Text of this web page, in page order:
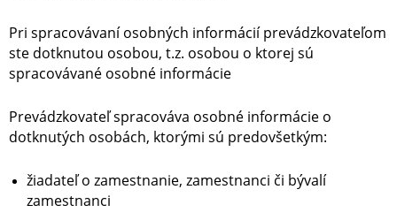
Pri spracovávaní osobných informácií prevádzkovateľom
ste dotknutou osobou, t.z. osobou o ktorej sú
spracovávané osobné informácie
Prevádzkovateľ spracováva osobné informácie o
dotknutých osobách, ktorými sú predovšetkým:
žiadateľ o zamestnanie, zamestnanci či bývalí
zamestnanci